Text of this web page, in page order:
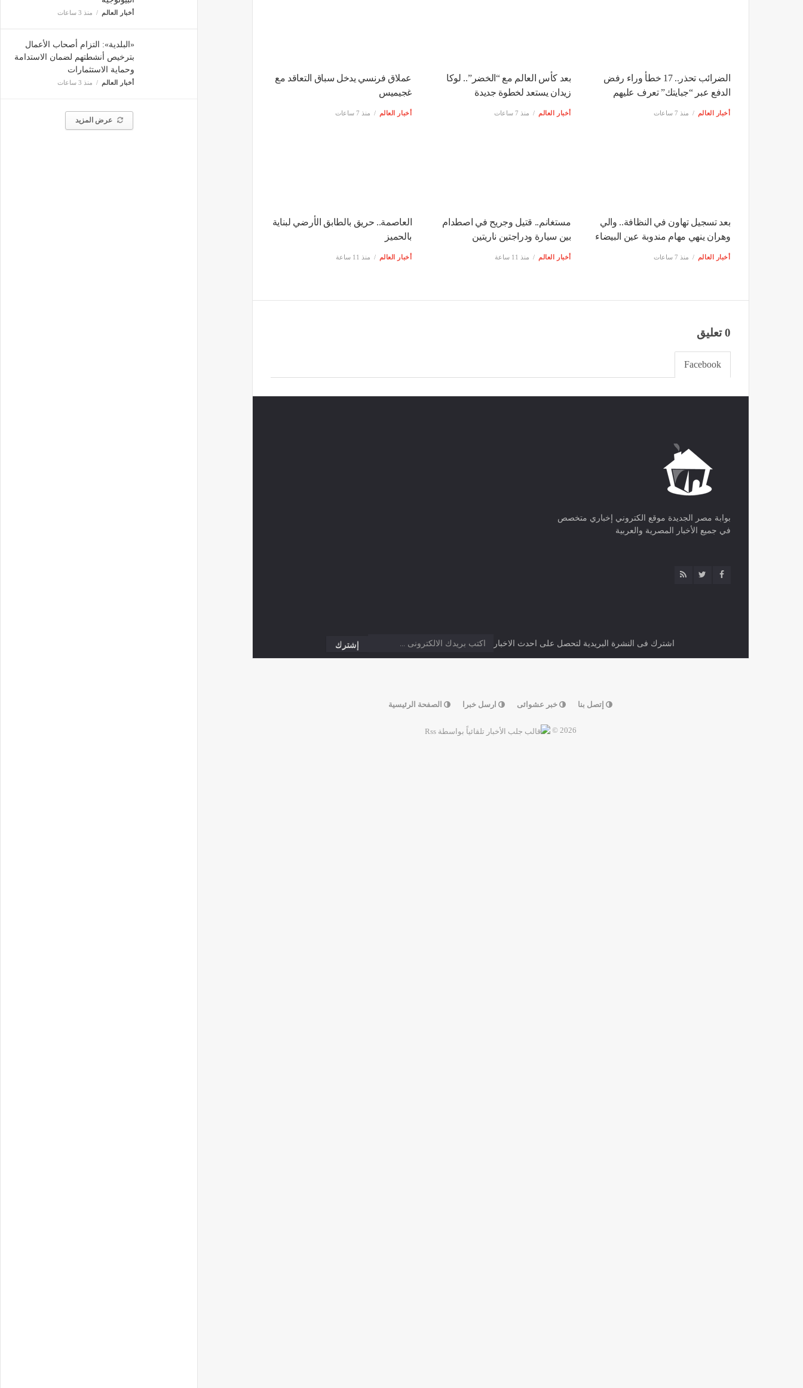
أخبار العالم منذ 3 ساعات
«البلدية»: التزام أصحاب الأعمال
بترخيص أنشطتهم لضمان الاستدامة
وحماية الاستثمارات
أخبار العالم منذ 3 ساعات
عرض المزيد
الضرائب تحذر.. 17 خطأ وراء رفض
الدفع عبر “جبايتك” تعرف عليهم
أخبار العالم منذ 7 ساعات
بعد كأس العالم مع “الخضر”.. لوكا
زيدان يستعد لخطوة جديدة
أخبار العالم منذ 7 ساعات
عملاق فرنسي يدخل سباق التعاقد مع
غجيميس
أخبار العالم منذ 7 ساعات
بعد تسجيل تهاون في النظافة.. والي
وهران ينهي مهام مندوبة عين البيضاء
أخبار العالم منذ 7 ساعات
مستغانم.. قتيل وجريح في اصطدام
بين سيارة ودراجتين ناريتين
أخبار العالم منذ 11 ساعة
العاصمة.. حريق بالطابق الأرضي لبناية
بالحميز
أخبار العالم منذ 11 ساعة
0 تعليق
Facebook
بوابة مصر الجديدة موقع الكتروني إخباري متخصص
في جميع الأخبار المصرية والعربية
اشترك فى النشرة البريدية لتحصل على احدث الاخبار
إتصل بنا خبر عشوائى ارسل خبرا الصفحة الرئيسية
2026 ©